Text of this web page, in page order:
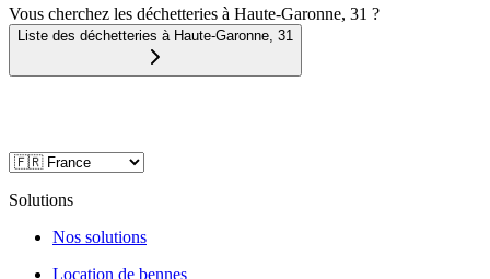
Vous cherchez les déchetteries à Haute-Garonne, 31 ?
Liste des déchetteries à Haute-Garonne, 31
Solutions
Nos solutions
Location de bennes